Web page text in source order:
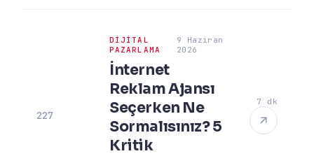
kritik soru ve başarı
stratejileri bu rehberde!
227
DIJITAL
PAZARLAMA
9 Haziran
2026
İnternet
Reklam Ajansı
Seçerken Ne
Sormalısınız? 5
Kritik
7 dk